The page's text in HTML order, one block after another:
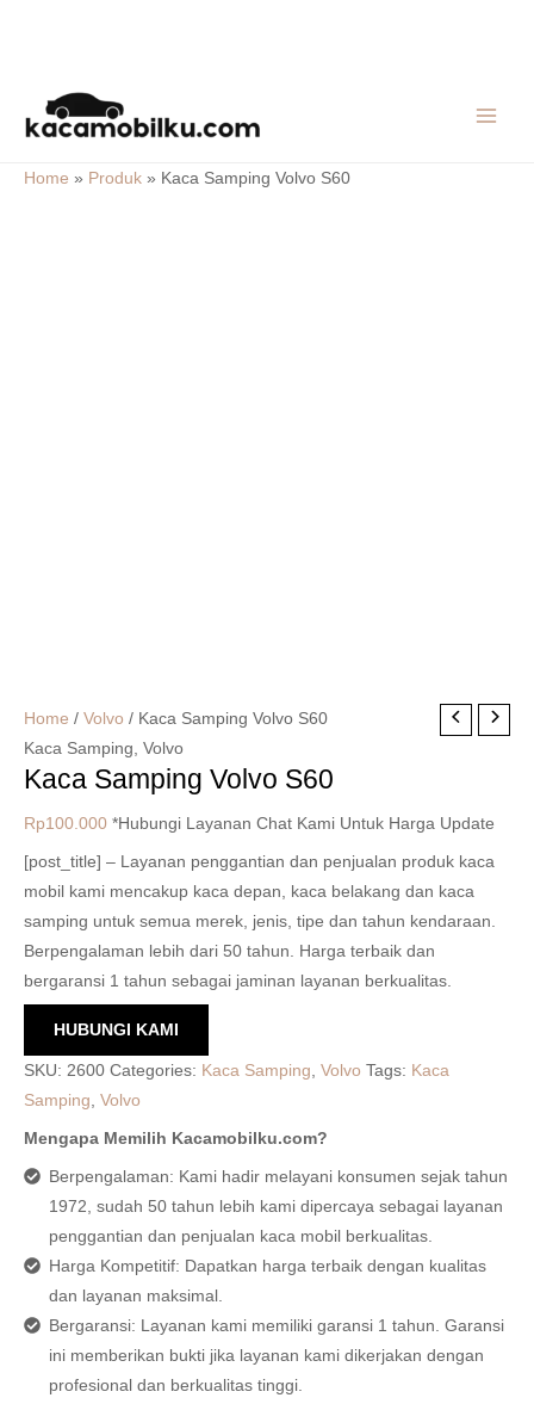
content
Home » Produk » Kaca Samping Volvo S60
Home / Volvo / Kaca Samping Volvo S60
Kaca Samping, Volvo
Kaca Samping Volvo S60
Rp100.000 *Hubungi Layanan Chat Kami Untuk Harga Update
[post_title] – Layanan penggantian dan penjualan produk kaca
mobil kami mencakup kaca depan, kaca belakang dan kaca
samping untuk semua merek, jenis, tipe dan tahun kendaraan.
Berpengalaman lebih dari 50 tahun. Harga terbaik dan
bergaransi 1 tahun sebagai jaminan layanan berkualitas.
HUBUNGI KAMI
SKU: 2600 Categories: Kaca Samping, Volvo Tags: Kaca
Samping, Volvo
Mengapa Memilih Kacamobilku.com?
Berpengalaman: Kami hadir melayani konsumen sejak tahun
1972, sudah 50 tahun lebih kami dipercaya sebagai layanan
penggantian dan penjualan kaca mobil berkualitas.
Harga Kompetitif: Dapatkan harga terbaik dengan kualitas
dan layanan maksimal.
Bergaransi: Layanan kami memiliki garansi 1 tahun. Garansi
ini memberikan bukti jika layanan kami dikerjakan dengan
profesional dan berkualitas tinggi.